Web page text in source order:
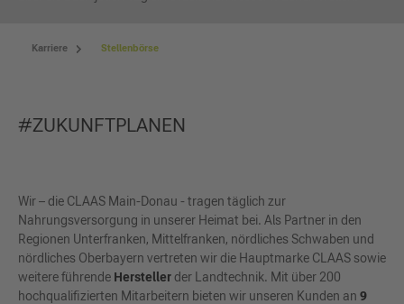
Karriere Stellenbörse
#ZUKUNFTPLANEN
Wir – die CLAAS Main-Donau - tragen täglich zur
Nahrungsversorgung in unserer Heimat bei. Als Partner in den
Regionen Unterfranken, Mittelfranken, nördliches Schwaben und
nördliches Oberbayern vertreten wir die Hauptmarke CLAAS sowie
weitere führende Hersteller der Landtechnik. Mit über 200
hochqualifizierten Mitarbeitern bieten wir unseren Kunden an 9